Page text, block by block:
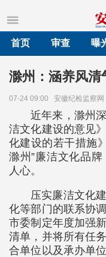
首页
审查 曝
滁州：涵养风清
07-24 09:00 安徽纪检监察网
近年来，滁州
洁文化建设的意见
化建设的若干措施
滁州”廉洁文化品
人心。
压实廉洁文化
化等部门的联系协
市委制定年度加强
清单，并将所有任
合单位以及承办单